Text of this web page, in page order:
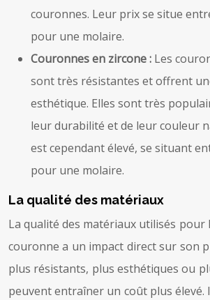
couronnes. Leur prix se situe
pour une molaire.
Couronnes en zircone : Les
sont très résistantes et offrent
esthétique. Elles sont très
leur durabilité et de leur couleur
est cependant élevé, se situant
pour une molaire.
La qualité des matériaux
La qualité des matériaux utilisés pour
couronne a un impact direct sur son
plus résistants, plus esthétiques ou
peuvent entraîner un coût plus élevé.